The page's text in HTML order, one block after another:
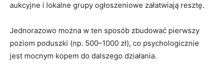
aukcyjne i lokalne grupy ogłoszeniowe załatwiają resztę.
Jednorazowo można w ten sposób zbudować pierwszy
poziom poduszki (np. 500–1000 zł), co psychologicznie
jest mocnym kopem do dalszego działania.